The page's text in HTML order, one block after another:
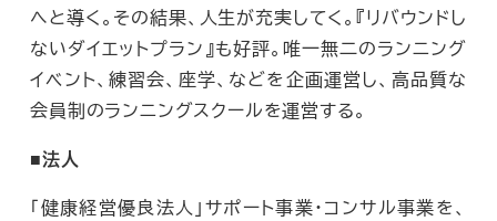
へと導く。その結果、人生が充実してく。『リバウンドし
ないダイエットプラン』も好評。唯一無二のランニング
イベント、練習会、座学、などを企画運営し、高品質な
会員制のランニングスクールを運営する。
■法人
「健康経営優良法人」サポート事業・コンサル事業を、